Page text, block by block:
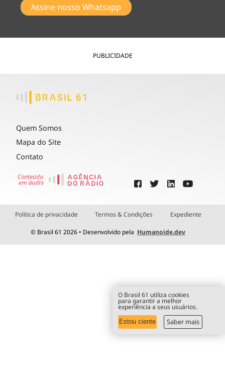
Assine nosso Whatsapp
PUBLICIDADE
Quem Somos
Mapa do Site
Contato
Política de privacidade Termos & Condições Expediente
© Brasil 61 2026 • Desenvolvido pela Humanoide.dev
O Brasil 61 utiliza cookies
para garantir a melhor
experiência a seus usuários.
Estou ciente Saber mais